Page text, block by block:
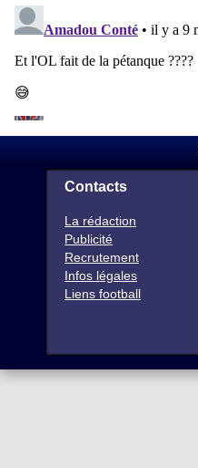
Contacts
La rédaction
Publicité
Recrutement
Infos légales
Liens football